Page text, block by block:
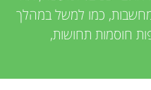
כמו למשל במהלך
חוסמות תחושות,